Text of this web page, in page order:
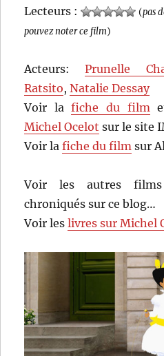
Lecteurs : (pas
pouvez noter ce film)
Acteurs:Prunelle
Ratsito,Natalie Dessay
Voir lafiche du film
Michel Ocelot sur le site
Voir lafiche du film sur
Voir les autres
chroniqués sur ce blog…
Voir leslivres sur Michel